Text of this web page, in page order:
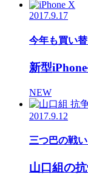
2017.9.17
今年も買い
新型
NEW
2017.9.12
三つ巴の戦
山口組の